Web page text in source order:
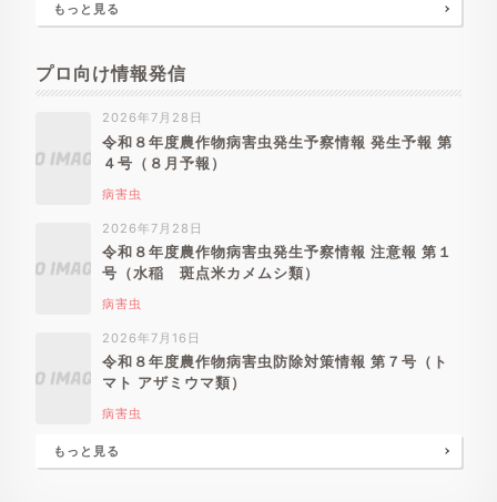
もっと見る
プロ向け情報発信
2026年7月28日
令和８年度農作物病害虫発生予察情報 発生予報 第
４号（８月予報）
病害虫
2026年7月28日
令和８年度農作物病害虫発生予察情報 注意報 第１
号（水稲 斑点米カメムシ類）
病害虫
2026年7月16日
令和８年度農作物病害虫防除対策情報 第７号（ト
マト アザミウマ類）
病害虫
もっと見る